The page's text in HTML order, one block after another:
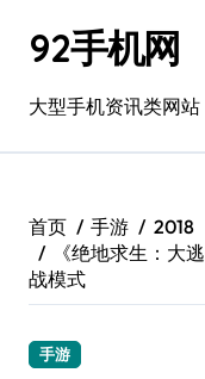
92手机网
大型手机资讯类网
首页 手游
2018
《绝地求生：大
战模式
手游